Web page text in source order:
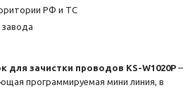
РФ и ТС
для зачистки проводов KS-W1020P –
программируемая мини линия, в